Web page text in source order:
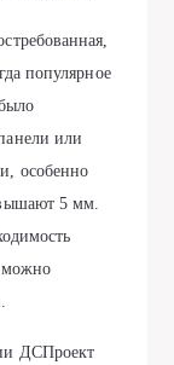
популярное
или
особенно
5 мм.
можно
ДСПроект